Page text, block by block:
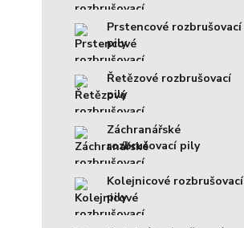
Prstencové rozbrušovací
pily
Řetězové rozbrušovací
pily
Záchranářské
rozbrušovací pily
Kolejnicové rozbrušovací
pily